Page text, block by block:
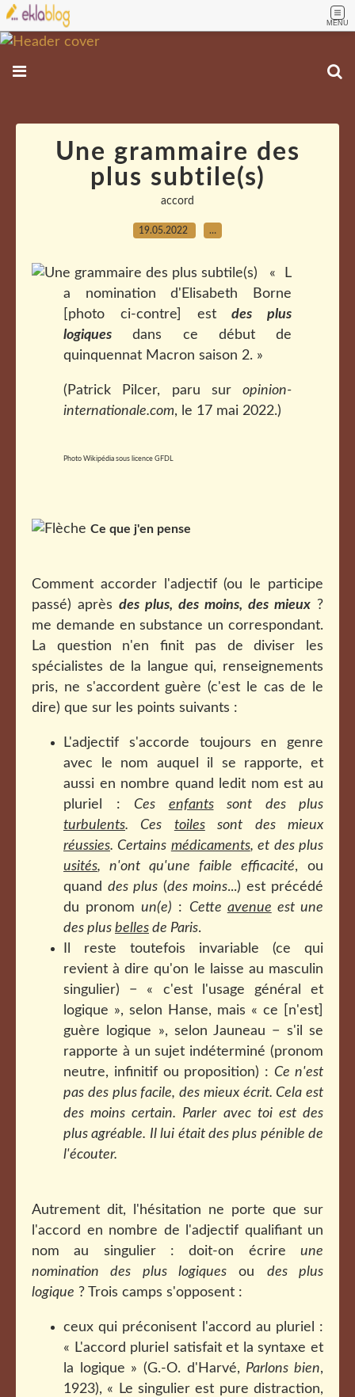
MENU
Une grammaire des
plus subtile(s)
accord
19.05.2022 …
« L
a nomination d'Elisabeth Borne
[photo ci-contre] estdes plus
logiques dans ce début de
quinquennat Macron saison 2. »
(Patrick Pilcer, paru sur opinion-
internationale.com, le 17 mai 2022.)
Photo Wikipédia sous licence GFDL
Ce que j'en pense
Comment accorder l'adjectif (ou le participe
passé) après des plus, des moins, des mieux ?
me demande en substance un correspondant.
La question n'en finit pas de diviser les
spécialistes de la langue qui, renseignements
pris, ne s'accordent guère (c'est le cas de le
dire) que sur les points suivants :
L'adjectif s'accorde toujours en genre
avec le nom auquel il se rapporte, et
aussi en nombre quand ledit nom est au
pluriel : Ces enfantssont des plus
turbulents. Ces toilessont des mieux
réussies. Certains médicaments, et des plus
usités, n'ont qu'une faible efficacité, ou
quand des plus (des moins...) est précédé
du pronomun(e) : Cette avenue est une
des plus belles de Paris.
Il reste toutefois invariable (ce qui
revient à dire qu'on le laisse au masculin
singulier) − « c'est l'usage général et
logique », selon Hanse, mais « ce [n'est]
guère logique », selon Jauneau − s'il se
rapporte à un sujet indéterminé (pronom
neutre, infinitif ou proposition) : Ce n'est
pas des plus facile, des mieux écrit. Cela est
des moins certain. Parler avec toi est des
plus agréable. Il lui était des plus pénible de
l'écouter.
Autrement dit, l'hésitation ne porte que sur
l'accord en nombre de l'adjectif qualifiant un
nom au singulier : doit-on écrire une
nomination des plus logiques ou des plus
logique ? Trois camps s'opposent :
ceux qui préconisent l'accord au pluriel :
« L'accord pluriel satisfait et la syntaxe et
la logique » (G.-O. d'Harvé, Parlons bien,
1923), « Le singulier est pure distraction,